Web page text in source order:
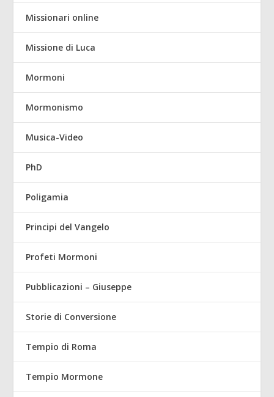
Missionari online
Missione di Luca
Mormoni
Mormonismo
Musica-Video
PhD
Poligamia
Principi del Vangelo
Profeti Mormoni
Pubblicazioni – Giuseppe
Storie di Conversione
Tempio di Roma
Tempio Mormone